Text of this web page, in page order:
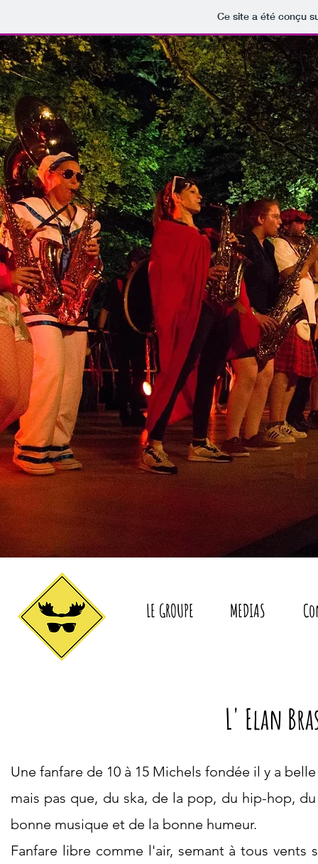
Ce site a été conçu
LE GROUPE MEDIAS
Une fanfare de 10 à 15 Michels fondée il y a
mais pas que, du ska, de la pop, du hip-hop,
bonne musique et de la bonne humeur.
Fanfare libre comme l'air, semant à tous vents
L' Elan